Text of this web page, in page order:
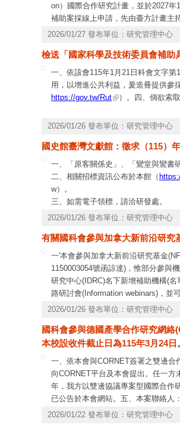
on）國際合作研究計畫，並於2027
補助案採線上申請，先由臺方計畫主
至本會，並造具申請名冊函送國科會
國處承辦人孫小于專員，電話
misservice@nstc.gov.tw
；電話：
2026/01/27 發布單位：研究管理中心
檢送「國家科學及技術委員會補助
一、依該會115年1月21日科會文字
用，以增進公共利益，爰造冊提供參
https://gov.tw/Rut
）。四、倘欲索
2026/01/26 發布單位：研究管理中心
國史館臺灣文獻館：徵求（115）
一、「原客關係史」、「鸞堂與鸞書
二、相關招標資訊公布於本館（
w）。
三、如需電子領標，請洽研發處。
2026/01/26 發布單位：研究管理中心
有關國科會參與加拿大新前沿研
一'本會參與加拿大新前沿研究基金
1150003054號函諒達)，惟部分參與
研究中心(IDRC)名下新增補助機構(
路研討會(Information webinars)，並
訊請參考網址https://sshrc-
2026/01/26 發布單位：研究管理中心
國科會參與德國產學合作研究網
本校設收件截止日為115年3月24日
一、依本會與CORNET簽署之雙邊
向CORNET平台及本會提出。任一
年，我方以雙邊協議專案型國際合作
已公告於本會網站。五、本案聯絡人
操作問題，請洽本會資訊系統服務專
2026/01/22 發布單位：研究管理中心